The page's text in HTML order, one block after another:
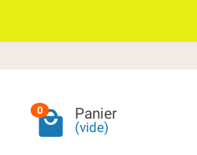
0 Panier
(vide)